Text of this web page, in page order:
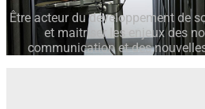
Être acteur du développement de
et maitriser les enjeux des
communication et des